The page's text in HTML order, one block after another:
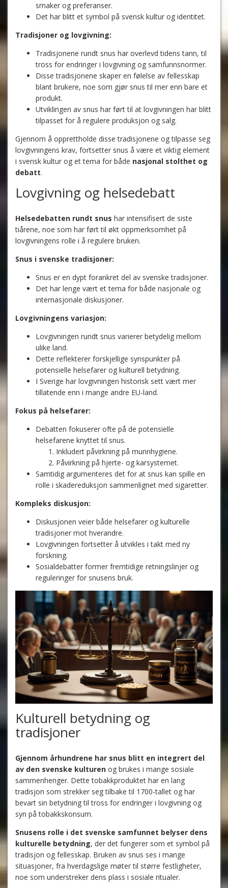
smaker og preferanser.
Det har blitt et symbol på svensk kultur og identitet.
Tradisjoner og lovgivning:
Tradisjonene rundt snus har overlevd tidens tann, til
tross for endringer i lovgivning og samfunnsnormer.
Disse tradisjonene skaper en følelse av fellesskap
blant brukere, noe som gjør snus til mer enn bare et
produkt.
Utviklingen av snus har ført til at lovgivningen har blitt
tilpasset for å regulere produksjon og salg.
Gjennom å opprettholde disse tradisjonene og tilpasse seg
lovgivningens krav, fortsetter snus å være et viktig element
i svensk kultur og et tema for både nasjonal stolthet og
debatt.
Lovgivning og helsedebatt
Helsedebatten rundt snus har intensifisert de siste
tiårene, noe som har ført til økt oppmerksomhet på
lovgivningens rolle i å regulere bruken.
Snus i svenske tradisjoner:
Snus er en dypt forankret del av svenske tradisjoner.
Det har lenge vært et tema for både nasjonale og
internasjonale diskusjoner.
Lovgivningens variasjon:
Lovgivningen rundt snus varierer betydelig mellom
ulike land.
Dette reflekterer forskjellige synspunkter på
potensielle helsefarer og kulturell betydning.
I Sverige har lovgivningen historisk sett vært mer
tillatende enn i mange andre EU-land.
Fokus på helsefarer:
Debatten fokuserer ofte på de potensielle
helsefarene knyttet til snus.
Inkludert påvirkning på munnhygiene.
Påvirkning på hjerte- og karsystemet.
Samtidig argumenteres det for at snus kan spille en
rolle i skadereduksjon sammenlignet med sigaretter.
Kompleks diskusjon:
Diskusjonen veier både helsefarer og kulturelle
tradisjoner mot hverandre.
Lovgivningen fortsetter å utvikles i takt med ny
forskning.
Sosialdebatter former fremtidige retningslinjer og
reguleringer for snusens bruk.
Kulturell betydning og
tradisjoner
Gjennom århundrene har snus blitt en integrert del
av den svenske kulturen og brukes i mange sosiale
sammenhenger. Dette tobakkproduktet har en lang
tradisjon som strekker seg tilbake til 1700-tallet og har
bevart sin betydning til tross for endringer i lovgivning og
syn på tobakkskonsum.
Snusens rolle i det svenske samfunnet belyser dens
kulturelle betydning, der det fungerer som et symbol på
tradisjon og fellesskap. Bruken av snus ses i mange
situasjoner, fra hverdagslige møter til større festligheter,
noe som understreker dens plass i sosiale ritualer.